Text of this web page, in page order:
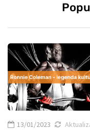
13/01/2023